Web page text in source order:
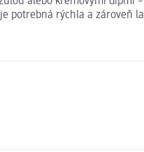
potrebná rýchla a zároveň